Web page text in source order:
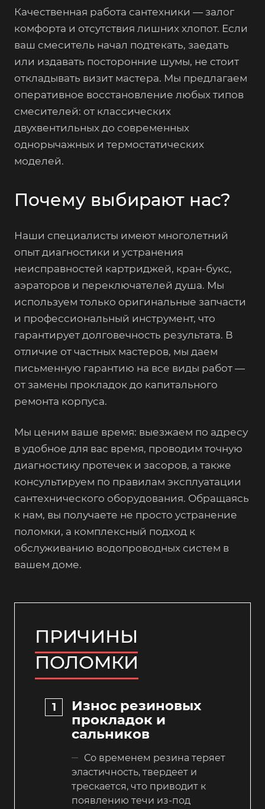
Качественная работа сантехники — залог
комфорта и отсутствия лишних хлопот. Если
ваш смеситель начал подтекать, заедать
или издавать посторонние шумы, не стоит
откладывать визит мастера. Мы предлагаем
оперативное восстановление любых типов
смесителей: от классических
двухвентильных до современных
однорычажных и термостатических
моделей.
Почему выбирают нас?
Наши специалисты имеют многолетний
опыт диагностики и устранения
неисправностей картриджей, кран-букс,
аэраторов и переключателей душа. Мы
используем только оригинальные запчасти
и профессиональный инструмент, что
гарантирует долговечность результата. В
отличие от частных мастеров, мы даем
письменную гарантию на все виды работ —
от замены прокладок до капитального
ремонта корпуса.
Мы ценим ваше время: выезжаем по адресу
в удобное для вас время, проводим точную
диагностику протечек и засоров, а также
консультируем по правилам эксплуатации
сантехнического оборудования. Обращаясь
к нам, вы получаете не просто устранение
поломки, а комплексный подход к
обслуживанию водопроводных систем в
вашем доме.
ПРИЧИНЫ
ПОЛОМКИ
Износ резиновых
прокладок и
сальников
Со временем резина теряет
эластичность, твердеет и
трескается, что приводит к
появлению течи из-под